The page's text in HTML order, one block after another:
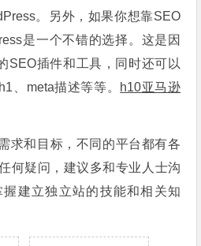
。另外，如果你想靠SEO
是一个不错的选择。这是因
SEO插件和工具，同时还可以
、meta描述等等。
h10亚马逊
求和目标，不同的平台都有各
何疑问，建议多和专业人士沟
建立独立站的技能和相关知